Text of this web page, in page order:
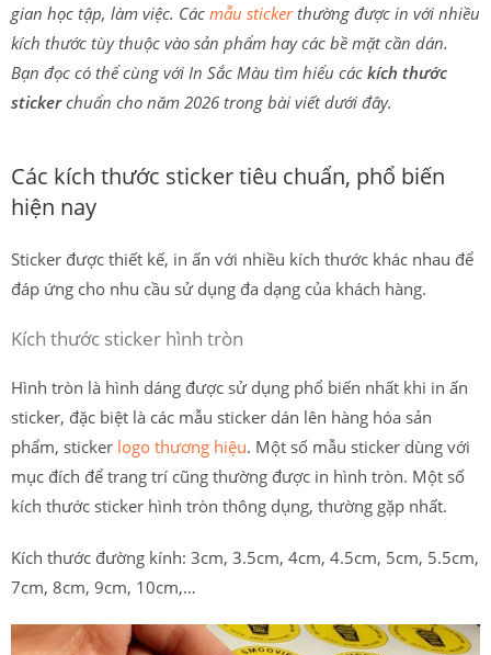
gian học tập, làm việc. Các mẫu stickerthường được in với nhiều
kích thước tùy thuộc vào sản phẩm hay các bề mặt cần dán.
Bạn đọc có thể cùng với In Sắc Màu tìm hiểu các kích thước
stickerchuẩn cho năm 2026 trong bài viết dưới đây.
Các kích thước sticker tiêu chuẩn, phổ biến
hiện nay
Sticker được thiết kế, in ấn với nhiều kích thước khác nhau để
đáp ứng cho nhu cầu sử dụng đa dạng của khách hàng.
Kích thước sticker hình tròn
Hình tròn là hình dáng được sử dụng phổ biến nhất khi in ấn
sticker, đặc biệt là các mẫu sticker dán lên hàng hóa sản
phẩm, sticker logo thương hiệu. Một số mẫu sticker dùng với
mục đích để trang trí cũng thường được in hình tròn. Một số
kích thước sticker hình tròn thông dụng, thường gặp nhất.
Kích thước đường kính: 3cm, 3.5cm, 4cm, 4.5cm, 5cm, 5.5cm,
7cm, 8cm, 9cm, 10cm,…